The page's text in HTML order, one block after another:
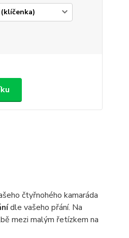
čtyřnohého kamaráda
dle vašeho přání. Na
mezi malým řetízkem na